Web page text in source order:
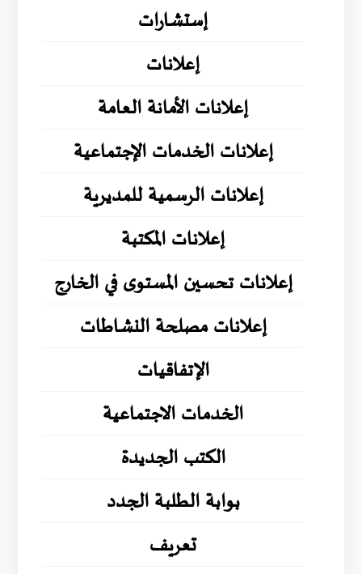
إستشارات
إعلانات
إعلانات الأمانة العامة
إعلانات الخدمات الإجتماعية
إعلانات الرسمية للمديرية
إعلانات المكتبة
إعلانات تحسين المستوى في الخارج
إعلانات مصلحة النشاطات
الإتفاقيات
الخدمات الاجتماعية
الكتب الجديدة
بوابة الطلبة الجدد
تعريف